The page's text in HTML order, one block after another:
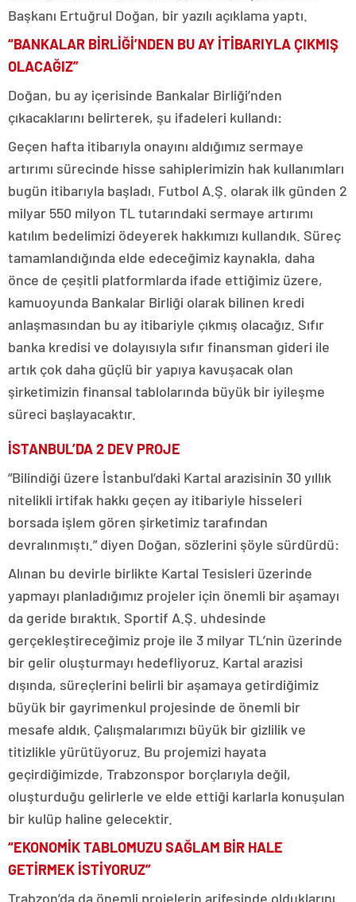
Başkanı Ertuğrul Doğan, bir yazılı açıklama yaptı.
“BANKALAR BİRLİĞİ’NDEN BU AY İTİBARIYLA ÇIKMIŞ
OLACAĞIZ”
Doğan, bu ay içerisinde Bankalar Birliği’nden
çıkacaklarını belirterek, şu ifadeleri kullandı:
Geçen hafta itibarıyla onayını aldığımız sermaye
artırımı sürecinde hisse sahiplerimizin hak kullanımları
bugün itibarıyla başladı. Futbol A.Ş. olarak ilk günden 2
milyar 550 milyon TL tutarındaki sermaye artırımı
katılım bedelimizi ödeyerek hakkımızı kullandık. Süreç
tamamlandığında elde edeceğimiz kaynakla, daha
önce de çeşitli platformlarda ifade ettiğimiz üzere,
kamuoyunda Bankalar Birliği olarak bilinen kredi
anlaşmasından bu ay itibariyle çıkmış olacağız. Sıfır
banka kredisi ve dolayısıyla sıfır finansman gideri ile
artık çok daha güçlü bir yapıya kavuşacak olan
şirketimizin finansal tablolarında büyük bir iyileşme
süreci başlayacaktır.
İSTANBUL’DA 2 DEV PROJE
“Bilindiği üzere İstanbul’daki Kartal arazisinin 30 yıllık
nitelikli irtifak hakkı geçen ay itibariyle hisseleri
borsada işlem gören şirketimiz tarafından
devralınmıştı.” diyen Doğan, sözlerini şöyle sürdürdü:
Alınan bu devirle birlikte Kartal Tesisleri üzerinde
yapmayı planladığımız projeler için önemli bir aşamayı
da geride bıraktık. Sportif A.Ş. uhdesinde
gerçekleştireceğimiz proje ile 3 milyar TL’nin üzerinde
bir gelir oluşturmayı hedefliyoruz. Kartal arazisi
dışında, süreçlerini belirli bir aşamaya getirdiğimiz
büyük bir gayrimenkul projesinde de önemli bir
mesafe aldık. Çalışmalarımızı büyük bir gizlilik ve
titizlikle yürütüyoruz. Bu projemizi hayata
geçirdiğimizde, Trabzonspor borçlarıyla değil,
oluşturduğu gelirlerle ve elde ettiği karlarla konuşulan
bir kulüp haline gelecektir.
“EKONOMİK TABLOMUZU SAĞLAM BİR HALE
GETİRMEK İSTİYORUZ”
Trabzon’da da önemli projelerin arifesinde olduklarını